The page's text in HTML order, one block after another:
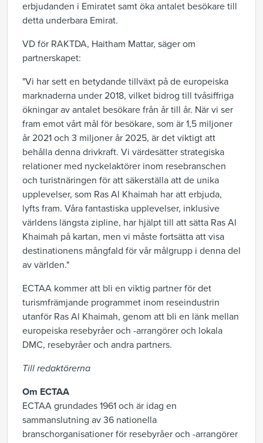
erbjudanden i Emiratet samt öka antalet besökare till
detta underbara Emirat.
VD för RAKTDA, Haitham Mattar, säger om
partnerskapet:
"Vi har sett en betydande tillväxt på de europeiska
marknaderna under 2018, vilket bidrog till tvåsiffriga
ökningar av antalet besökare från år till år. När vi ser
fram emot vårt mål för besökare, som är 1,5 miljoner
år 2021 och 3 miljoner år 2025, är det viktigt att
behålla denna drivkraft. Vi värdesätter strategiska
relationer med nyckelaktörer inom resebranschen
och turistnäringen för att säkerställa att de unika
upplevelser, som Ras Al Khaimah har att erbjuda,
lyfts fram. Våra fantastiska upplevelser, inklusive
världens längsta zipline, har hjälpt till att sätta Ras Al
Khaimah på kartan, men vi måste fortsätta att visa
destinationens mångfald för vår målgrupp i denna del
av världen."
ECTAA kommer att bli en viktig partner för det
turismfrämjande programmet inom reseindustrin
utanför Ras Al Khaimah, genom att bli en länk mellan
europeiska resebyråer och -arrangörer och lokala
DMC, resebyråer och andra partners.
Till redaktörerna
Om ECTAA
ECTAA grundades 1961 och är idag en
sammanslutning av 36 nationella
branschorganisationer för resebyråer och -arrangörer